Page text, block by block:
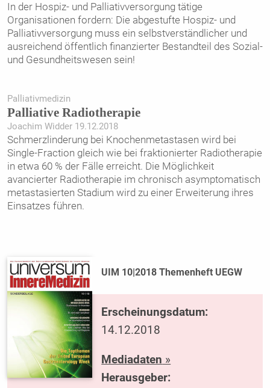
In der Hospiz- und Palliativversorgung tätige
Organisationen fordern: Die abgestufte Hospiz- und
Palliativversorgung muss ein selbstverständlicher und
ausreichend öffentlich finanzierter Bestandteil des Sozial-
und Gesundheitswesen sein!
Palliativmedizin
Palliative Radiotherapie
Joachim Widder 19.12.2018
Schmerzlinderung bei Knochenmetastasen wird bei
Single-Fraction gleich wie bei fraktionierter Radiotherapie
in etwa 60 % der Fälle erreicht. Die Möglichkeit
avancierter Radiotherapie im chronisch asymptomatisch
metastasierten Stadium wird zu einer Erweiterung ihres
Einsatzes führen.
UIM 10|2018 Themenheft UEGW
Erscheinungsdatum:
14.12.2018
Mediadaten »
Herausgeber: